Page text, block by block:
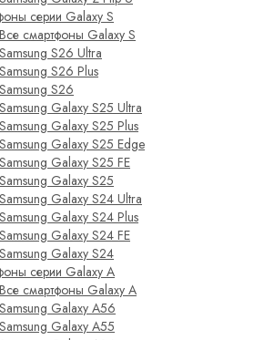
серии Galaxy S
Все смартфоны Galaxy S
Samsung S26 Ultra
Samsung S26 Plus
Samsung S26
Samsung Galaxy S25 Ultra
Samsung Galaxy S25 Plus
Samsung Galaxy S25 Edge
Samsung Galaxy S25 FE
Samsung Galaxy S25
Samsung Galaxy S24 Ultra
Samsung Galaxy S24 Plus
Samsung Galaxy S24 FE
Samsung Galaxy S24
серии Galaxy A
Все смартфоны Galaxy A
Samsung Galaxy A56
Samsung Galaxy A55